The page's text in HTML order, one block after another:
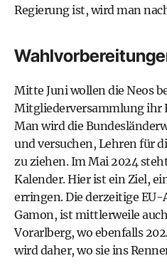
Regierung ist, wird man
Mitte Juni wollen die Neos
Mitgliederversammlung ihr
Man wird die
und versuchen, Lehren für
zu ziehen. Im Mai 2024
Kalender. Hier ist ein Ziel,
erringen. Die derzeitige EU-
Gamon, ist mittlerweile
Vorarlberg, wo ebenfalls
wird daher, wo sie ins